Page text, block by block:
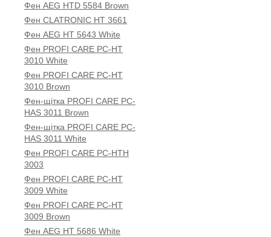
Фен AEG HTD 5584 Brown
Фен CLATRONIC HT 3661
Фен AEG HT 5643 White
Фен PROFI CARE PC-HT
3010 White
Фен PROFI CARE PC-HT
3010 Brown
Фен-щітка PROFI CARE PC-
HAS 3011 Brown
Фен-щітка PROFI CARE PC-
HAS 3011 White
Фен PROFI CARE PC-HTH
3003
Фен PROFI CARE PC-HT
3009 White
Фен PROFI CARE PC-HT
3009 Brown
Фен AEG HT 5686 White